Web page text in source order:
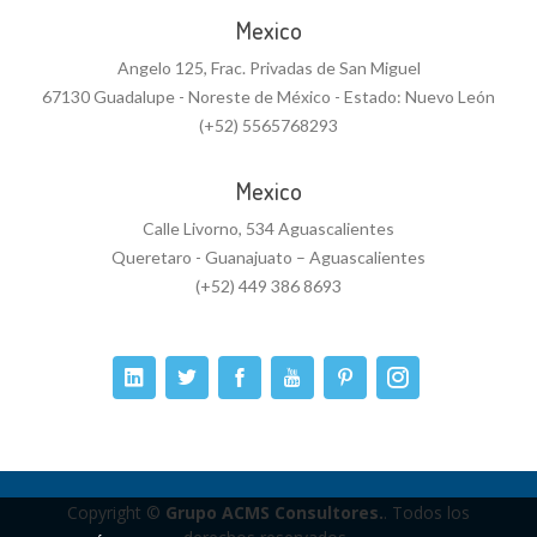
Mexico
Angelo 125, Frac. Privadas de San Miguel
67130 Guadalupe - Noreste de México - Estado: Nuevo León
(+52) 5565768293
Mexico
Calle Livorno, 534 Aguascalientes
Queretaro - Guanajuato – Aguascalientes
(+52) 449 386 8693
Copyright © Grupo ACMS Consultores.. Todos los